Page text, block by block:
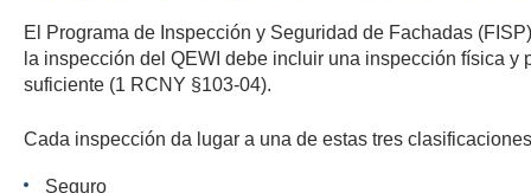
El Programa de Inspección y Seguridad de Fachadas
la inspección del QEWI debe incluir una inspección física
suficiente (1 RCNY §103-04).
Cada inspección da lugar a una de estas tres
Seguro